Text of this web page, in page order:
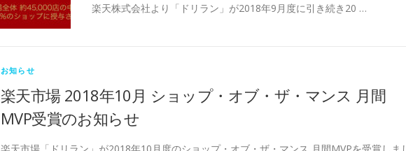
楽天株式会社より「ドリラン」が2018年9月度に引き続き20 …
お知らせ
楽天市場 2018年10月 ショップ・オブ・ザ・マンス 月間
MVP受賞のお知らせ
楽天市場「ドリラン」が2018年10月度のショップ・オブ・ザ・マンス 月間MVPを受賞しま